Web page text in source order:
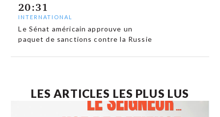
20:31
INTERNATIONAL
Le Sénat américain approuve un
paquet de sanctions contre la Russie
LES ARTICLES LES PLUS LUS